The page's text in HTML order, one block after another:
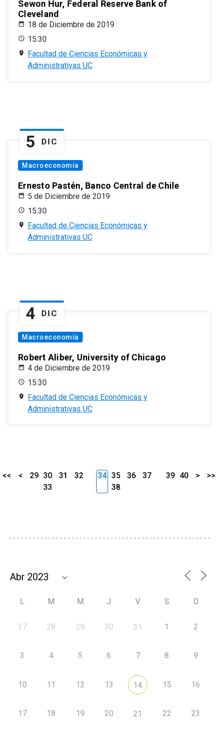
Sewon Hur, Federal Reserve Bank of
Cleveland
18 de Diciembre de 2019
15:30
Facultad de Ciencias Económicas y
Administrativas UC
5 DIC
Macroeconomía
Ernesto Pastén, Banco Central de Chile
5 de Diciembre de 2019
15:30
Facultad de Ciencias Económicas y
Administrativas UC
4 DIC
Macroeconomía
Robert Aliber, University of Chicago
4 de Diciembre de 2019
15:30
Facultad de Ciencias Económicas y
Administrativas UC
<< < 29 30 31
32
33
34 35 36
37
38
39 40 > >>
L M M J V S D
27 28 29 30 31 1 2
3 4 5 6 7 8 9
10 11 12 13 14 15 16
17 18 19 20 21 22 23